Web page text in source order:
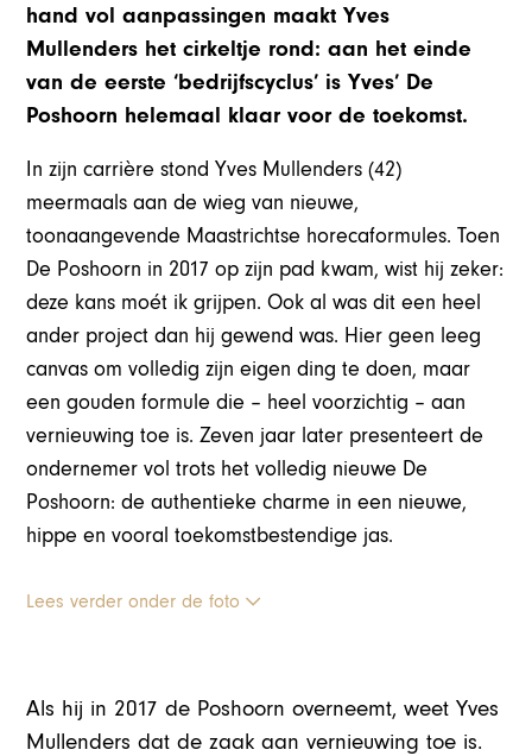
hand vol aanpassingen maakt Yves
Mullenders het cirkeltje rond: aan het einde
van de eerste ‘bedrijfscyclus’ is Yves’ De
Poshoorn helemaal klaar voor de toekomst.
In zijn carrière stond Yves Mullenders (42)
meermaals aan de wieg van nieuwe,
toonaangevende Maastrichtse horecaformules. Toen
De Poshoorn in 2017 op zijn pad kwam, wist hij zeker:
deze kans moét ik grijpen. Ook al was dit een heel
ander project dan hij gewend was. Hier geen leeg
canvas om volledig zijn eigen ding te doen, maar
een gouden formule die – heel voorzichtig – aan
vernieuwing toe is. Zeven jaar later presenteert de
ondernemer vol trots het volledig nieuwe De
Poshoorn: de authentieke charme in een nieuwe,
hippe en vooral toekomstbestendige jas.
Lees verder onder de foto
Als hij in 2017 de Poshoorn overneemt, weet Yves
Mullenders dat de zaak aan vernieuwing toe is.